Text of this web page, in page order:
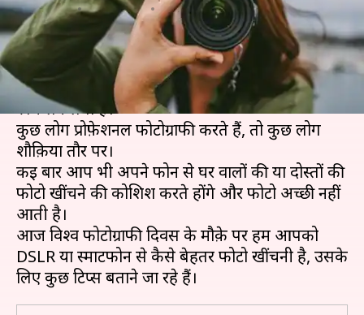
लेखन प्रदीप मौर्य Aug 19, 2019 05:05 pm
क्या है खबर?
स्मार्टफोन का चल बढ़ने के बाद से हर कोई फोटोग्राफी में
रुचि लेने लगा है।
कुछ लोग प्रोफ़ेशनल फोटोग्राफी करते हैं, तो कुछ लोग
शौक़िया तौर पर।
कई बार आप भी अपने फोन से घर वालों की या दोस्तों की
फोटो खींचने की कोशिश करते होंगे और फोटो अच्छी नहीं
आती है।
आज विश्व फोटोग्राफी दिवस के मौक़े पर हम आपको
DSLR या स्मार्टफोन से कैसे बेहतर फोटो खींचनी है, उसके